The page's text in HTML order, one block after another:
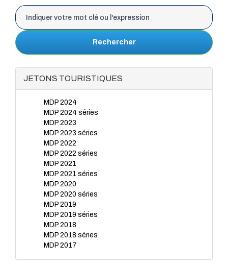
Rechercher
JETONS TOURISTIQUES
MDP 2024
MDP 2024 séries
MDP 2023
MDP 2023 séries
MDP 2022
MDP 2022 séries
MDP 2021
MDP 2021 séries
MDP 2020
MDP 2020 séries
MDP 2019
MDP 2019 séries
MDP 2018
MDP 2018 séries
MDP 2017